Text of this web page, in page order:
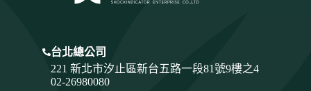
台北總公司
221 新北市汐止區新台五路一段81號9樓之4
02-26980080